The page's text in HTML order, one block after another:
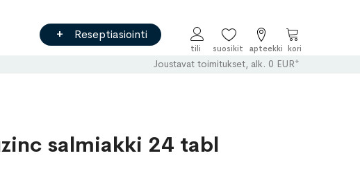
Reseptiasiointi
Ostoskori
Joustavat toimitukset, alk. 0 EUR*
salmiakki 24 tabl